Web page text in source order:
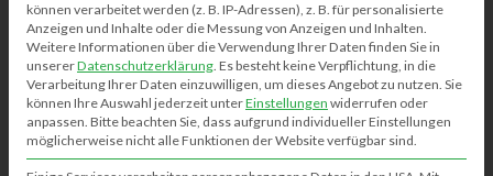
Flohmarkt Klausheide – 22.9.2024
50 Jahre Eingemeindung
Osterfeuer – Ostereier suchen in Klausheide
können verarbeitet werden (z. B. IP-Adressen), z. B. für personalisierte
Anzeigen und Inhalte oder die Messung von Anzeigen und Inhalten.
Weitere Informationen über die Verwendung Ihrer Daten finden Sie in
unsererDatenschutzerklärung. Es besteht keine Verpflichtung, in die
Verarbeitung Ihrer Daten einzuwilligen, um dieses Angebot zu nutzen. Sie
können Ihre Auswahl jederzeit unterEinstellungen widerrufen oder
anpassen. Bitte beachten Sie, dass aufgrund individueller Einstellungen
möglicherweise nicht alle Funktionen der Website verfügbar sind.